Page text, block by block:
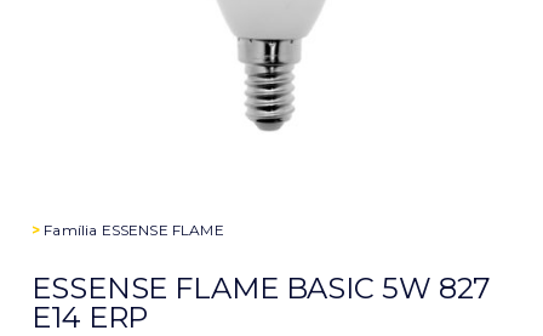
> Família ESSENSE FLAME
ESSENSE FLAME BASIC 5W 827
E14 ERP